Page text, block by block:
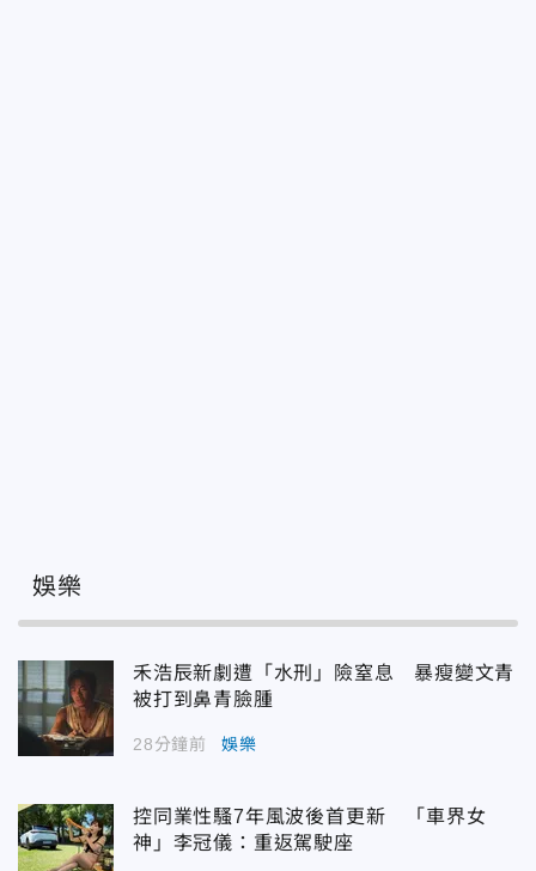
娛樂
禾浩辰新劇遭「水刑」險窒息 暴瘦變文青
被打到鼻青臉腫
28分鐘前 娛樂
控同業性騷7年風波後首更新 「車界女
神」李冠儀：重返駕駛座